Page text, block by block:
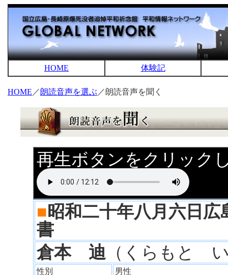
HOME 体験記
HOME ／朗読音声を選ぶ ／朗読音声を聞く
再生ボタンをクリック
■昭和二十年八月六日
書
倉本 迪 （くらもと
性別
男性